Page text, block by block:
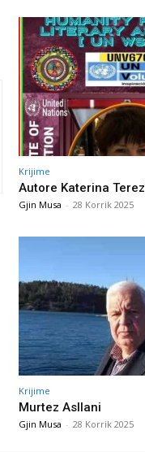
Krijime
Autore Katerina
Gjin Musa - 28 Korrik 2025
Krijime
Murtez Asllani
Gjin Musa - 28 Korrik 2025